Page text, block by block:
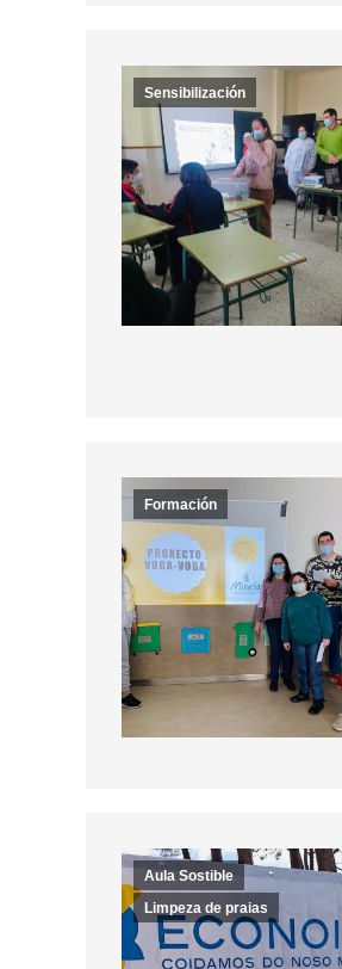
Sensibilización
Formación
Aula Sostible
Limpeza de praias